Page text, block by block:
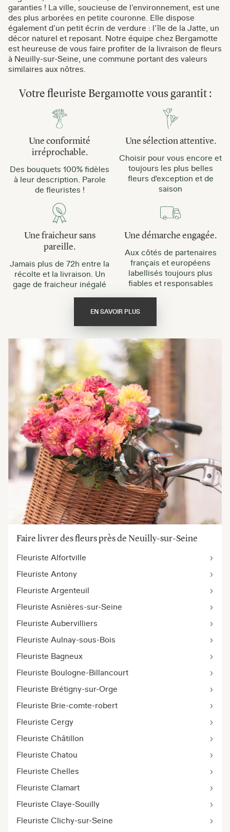
garanties ! La ville, soucieuse de l’environnement, est une
des plus arborées en petite couronne. Elle dispose
également d’un petit écrin de verdure : l’île de la Jatte, un
décor naturel et reposant. Notre équipe chez Bergamotte
est heureuse de vous faire profiter de la livraison de fleurs
à Neuilly-sur-Seine, une commune portant des valeurs
similaires aux nôtres.
Votre fleuriste Bergamotte vous garantit :
Une conformité
irréprochable.
Des bouquets 100% fidèles
à leur description. Parole
de fleuristes !
Une sélection attentive.
Choisir pour vous encore et
toujours les plus belles
fleurs d'exception et de
saison
Une fraicheur sans
pareille.
Jamais plus de 72h entre la
récolte et la livraison. Un
gage de fraicheur inégalé
Une démarche engagée.
Aux côtés de partenaires
français et européens
labellisés toujours plus
fiables et responsables
EN SAVOIR PLUS
Faire livrer des fleurs près de Neuilly-sur-Seine
Fleuriste Alfortville
Fleuriste Antony
Fleuriste Argenteuil
Fleuriste Asnières-sur-Seine
Fleuriste Aubervilliers
Fleuriste Aulnay-sous-Bois
Fleuriste Bagneux
Fleuriste Boulogne-Billancourt
Fleuriste Brétigny-sur-Orge
Fleuriste Brie-comte-robert
Fleuriste Cergy
Fleuriste Châtillon
Fleuriste Chatou
Fleuriste Chelles
Fleuriste Clamart
Fleuriste Claye-Souilly
Fleuriste Clichy-sur-Seine